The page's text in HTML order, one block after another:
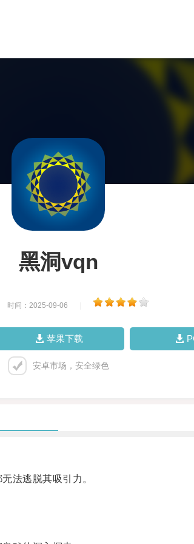
黑洞vqn
时间：2025-09-06
苹果下载
安卓市场，安全绿色
法逃脱其吸引力。